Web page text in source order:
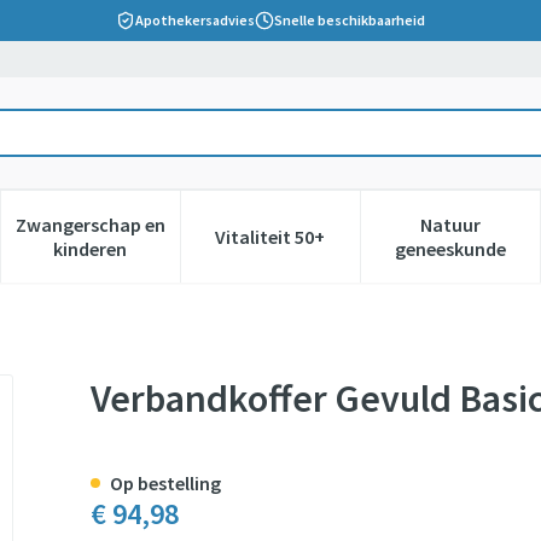
Apothekersadvies Snelle beschikbaarheid
verzorging en hygiëne categorie
voor Dieet, voeding en vitamines categorie
Zwangerschap en
kinderenToon submenu voor Zwangerschap en kinderen
Vitaliteit 50+Toon submenu voor Vitaliteit
Natuur
geneeskunde
Toon
Verbandkoffer Gevuld
€ 94,98
Op bestelling